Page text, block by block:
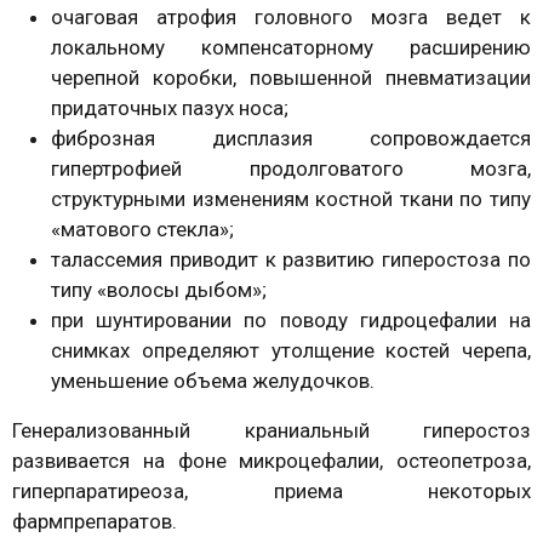
очаговая атрофия головного мозга ведет к
локальному компенсаторному расширению
черепной коробки, повышенной пневматизации
придаточных пазух носа;
фиброзная дисплазия сопровождается
гипертрофией продолговатого мозга,
структурными изменениям костной ткани по типу
«матового стекла»;
талассемия приводит к развитию гиперостоза по
типу «волосы дыбом»;
при шунтировании по поводу гидроцефалии на
снимках определяют утолщение костей черепа,
уменьшение объема желудочков.
Генерализованный краниальный гиперостоз
развивается на фоне микроцефалии, остеопетроза,
гиперпаратиреоза, приема некоторых
фармпрепаратов.